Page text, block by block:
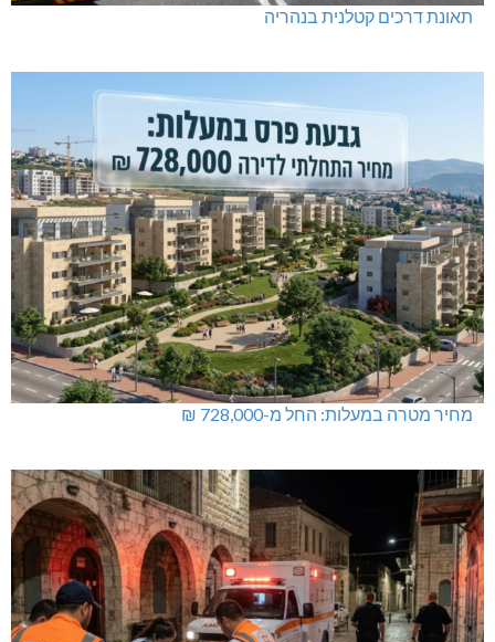
תאונת דרכים קטלנית בנהריה
מחיר מטרה במעלות: החל מ-728,000 ₪